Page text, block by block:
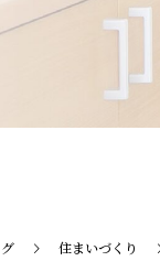
住まいづくり